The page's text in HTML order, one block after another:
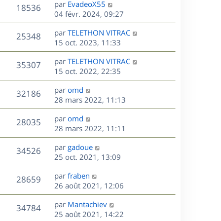
e
s
n
i
e
r
m
e
s
s
a
g
e
18536V
u
e
s
D
e
r
n
i
e
r
m
e
s
s
a
g
e
par EvadeoX55
04 févr. 2024, 09:27
25348V
u
D
e
r
n
i
e
r
m
e
s
s
a
g
e
par TELETHON VITRAC
15 oct. 2023, 11:33
35307V
u
e
D
e
r
n
i
e
r
m
e
s
s
a
g
e
par TELETHON VITRAC
15 oct. 2022, 22:35
32186V
u
D
e
r
n
i
e
r
m
e
s
s
a
g
e
par omd
28 mars 2022, 11:13
28035V
u
e
s
D
e
r
n
i
e
r
m
e
s
s
par omd
28 mars 2022, 11:11
34526V
u
D
e
r
n
i
e
r
m
par gadoue
25 oct. 2021, 13:09
28659V
u
D
e
r
n
i
par fraben
26 août 2021, 12:06
34784V
D
e
par Mantachiev
25 août 2021, 14:22